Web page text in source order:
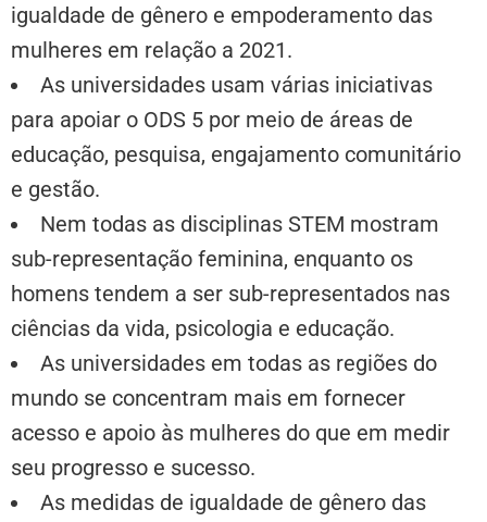
igualdade de gênero e empoderamento das
mulheres em relação a 2021.
As universidades usam várias iniciativas
para apoiar o ODS 5 por meio de áreas de
educação, pesquisa, engajamento comunitário
e gestão.
Nem todas as disciplinas STEM mostram
sub-representação feminina, enquanto os
homens tendem a ser sub-representados nas
ciências da vida, psicologia e educação.
As universidades em todas as regiões do
mundo se concentram mais em fornecer
acesso e apoio às mulheres do que em medir
seu progresso e sucesso.
As medidas de igualdade de gênero das